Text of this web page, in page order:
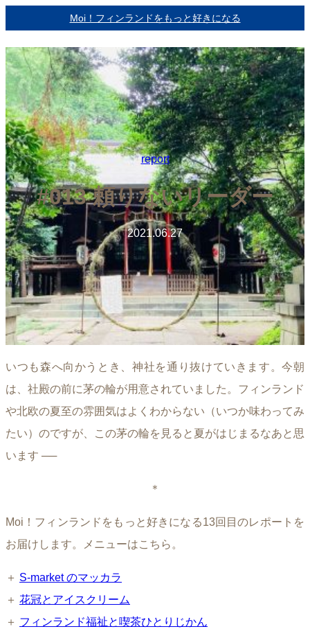
容
を
ス
キ
ッ
プ
Moi！フィンランドをもっと好きになる
report
#013 頼りないリーダー
2021.06.27
いつも森へ向かうとき、神社を通り抜けていきます。今朝
は、社殿の前に茅の輪が用意されていました。フィンランド
や北欧の夏至の雰囲気はよくわからない（いつか味わってみ
たい）のですが、この茅の輪を見ると夏がはじまるなあと思
います ──
＊
Moi！フィンランドをもっと好きになる13回目のレポートを
お届けします。メニューはこちら。
＋ S-market のマッカラ
＋ 花冠とアイスクリーム
＋ フィンランド福祉と喫茶ひとりじかん